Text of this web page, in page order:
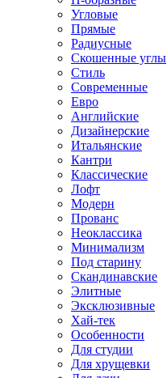
Угловые
Прямые
Радиусные
Скошенные углы
Стиль
Современные
Евро
Английские
Дизайнерские
Итальянские
Кантри
Классические
Лофт
Модерн
Прованс
Неоклассика
Минимализм
Под старину
Скандинавские
Элитные
Эксклюзивные
Хай-тек
Особенности
Для студии
Для хрущевки